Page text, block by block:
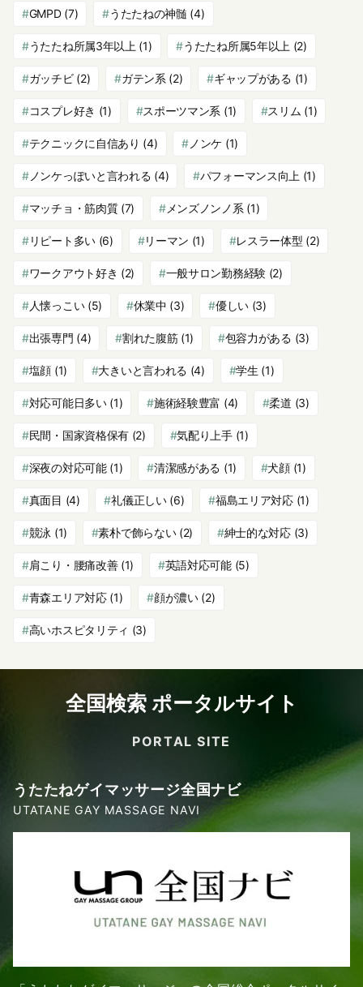
GMPD(7) うたたねの神髄 (4)
うたたね所属3年以上 (1) うたたね所属5年以上 (2)
ガッチビ(2) ガテン系 (2) ギャップがある (1)
コスプレ好き (1) スポーツマン系 (1) スリム (1)
テクニックに自信あり (4) ノンケ (1)
ノンケっぽいと言われる (4) パフォーマンス向上 (1)
マッチョ・筋肉質(7) メンズノンノ系 (1)
リピート多い(6) リーマン (1) レスラー体型 (2)
ワークアウト好き (2) 一般サロン勤務経験(2)
人懐っこい(5) 休業中 (3) 優しい (3)
出張専門 (4) 割れた腹筋(1) 包容力がある (3)
塩顔 (1) 大きいと言われる (4) 学生 (1)
対応可能日多い(1) 施術経験豊富 (4) 柔道 (3)
民間・国家資格保有 (2) 気配り上手(1)
深夜の対応可能(1) 清潔感がある (1) 犬顔(1)
真面目 (4) 礼儀正しい(6) 福島エリア対応(1)
競泳 (1) 素朴で飾らない(2) 紳士的な対応(3)
肩こり・腰痛改善(1) 英語対応可能(5)
青森エリア対応(1) 顔が濃い(2)
高いホスピタリティ (3)
全国検索 ポータルサイト
PORTAL SITE
うたたねゲイマッサージ全国ナビ
UTATANE GAY MASSAGE NAVI